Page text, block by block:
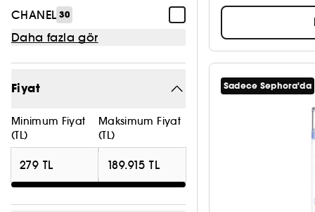
CHANEL 30
Daha fazla gör
Fiyat
Minimum Fiyat
(TL)
Maksimum Fiyat
(TL)
Sadece Sephora'da